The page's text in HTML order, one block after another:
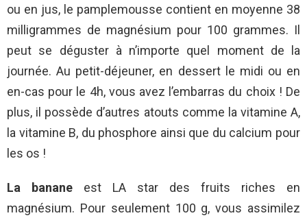
ou en jus, le pamplemousse contient en moyenne 38
milligrammes de magnésium pour 100 grammes. Il
peut se déguster à n’importe quel moment de la
journée. Au petit-déjeuner, en dessert le midi ou en
en-cas pour le 4h, vous avez l’embarras du choix ! De
plus, il possède d’autres atouts comme la vitamine A,
la vitamine B, du phosphore ainsi que du calcium pour
les os !
La banane est LA star des fruits riches en
magnésium. Pour seulement 100 g, vous assimilez